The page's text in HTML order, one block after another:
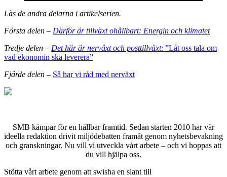
Läs de andra delarna i artikelserien.
Första delen – Därför är tillväxt ohållbart: Energin och klimatet
Tredje delen – Det här är nerväxt och posttillväxt: ”Låt oss tala om
vad ekonomin ska leverera”
Fjärde delen – Så har vi råd med nerväxt
SMB kämpar för en hållbar framtid. Sedan starten 2010 har vår
ideella redaktion drivit miljödebatten framåt genom nyhetsbevakning
och granskningar. Nu vill vi utveckla vårt arbete – och vi hoppas att
du vill hjälpa oss.
Stötta vårt arbete genom att swisha en slant till